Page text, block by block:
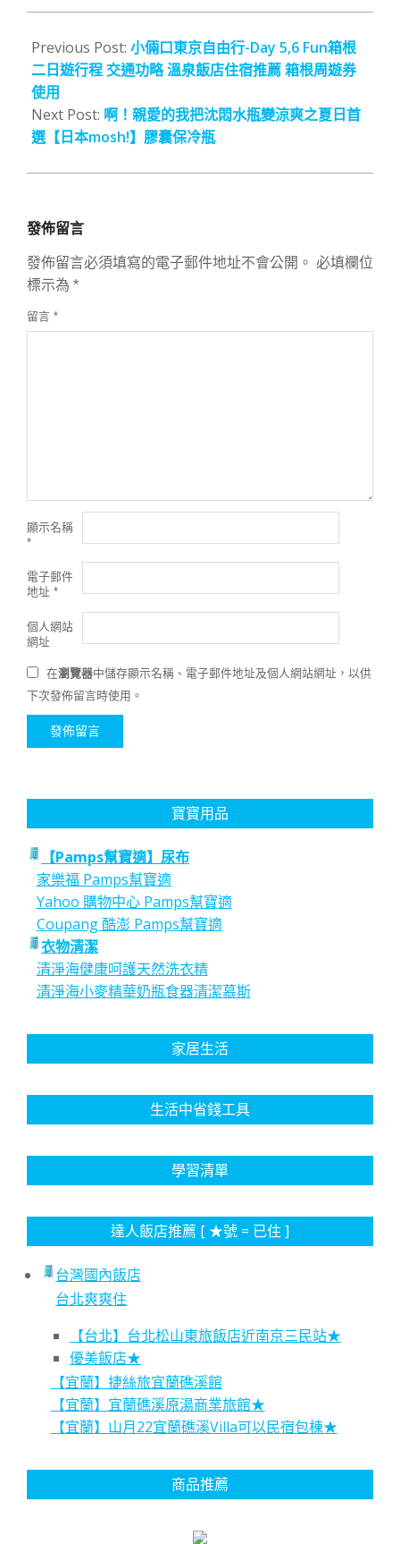
07-
14
Previous Post: 小倆口東京自由行-Day 5,6 Fun箱根
二日遊行程 交通功略 溫泉飯店住宿推薦 箱根周遊券
使用
Next Post: 啊！親愛的我把沈悶水瓶變涼爽之夏日首
選【日本mosh!】膠囊保冷瓶
發佈留言
發佈留言必須填寫的電子郵件地址不會公開。 必填欄位
標示為 *
留言 *
顯示名稱
*
電子郵件
地址 *
個人網站
網址
在瀏覽器中儲存顯示名稱、電子郵件地址及個人網站網址，以供
下次發佈留言時使用。
寶寶用品
【Pamps幫寶適】尿布
家樂福 Pamps幫寶適
Yahoo 購物中心 Pamps幫寶適
Coupang 酷澎 Pamps幫寶適
衣物清潔
清淨海健康呵護天然洗衣精
清淨海小麥精華奶瓶食器清潔慕斯
家居生活
生活中省錢工具
學習清單
達人飯店推薦 [ ★號 = 已住 ]
台灣國內飯店
台北爽爽住
【台北】台北松山東旅飯店近南京三民站★
優美飯店★
【宜蘭】捷絲旅宜蘭礁溪館
【宜蘭】宜蘭礁溪原湯商業旅館★
【宜蘭】山月22宜蘭礁溪Villa可以民宿包棟★
商品推薦